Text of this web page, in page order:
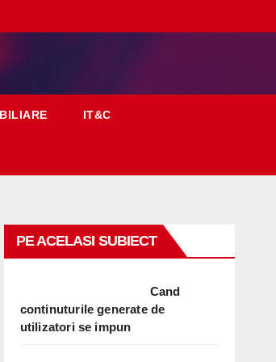
IT&C
PE ACELASI SUBIECT
Cand
continuturile generate de
utilizatori se impun